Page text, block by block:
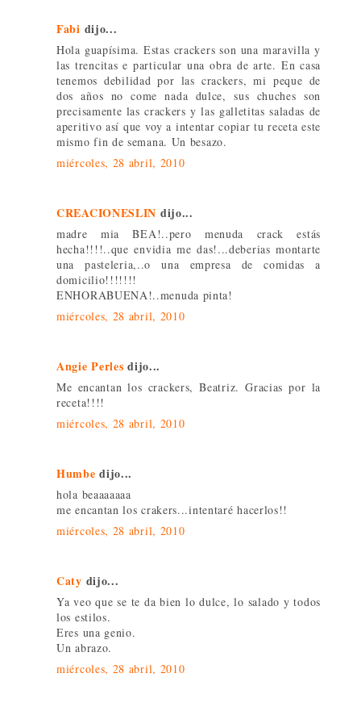
Fabi dijo...
Hola guapísima. Estas crackers son una maravilla y
las trencitas e particular una obra de arte. En casa
tenemos debilidad por las crackers, mi peque de
dos años no come nada dulce, sus chuches son
precisamente las crackers y las galletitas saladas de
aperitivo así que voy a intentar copiar tu receta este
mismo fin de semana. Un besazo.
miércoles, 28 abril, 2010
CREACIONESLIN dijo...
madre mia BEA!..pero menuda crack estás
hecha!!!!..que envidia me das!...deberias montarte
una pasteleria,..o una empresa de comidas a
domicilio!!!!!!!
ENHORABUENA!..menuda pinta!
miércoles, 28 abril, 2010
Angie Perles dijo...
Me encantan los crackers, Beatriz. Gracias por la
receta!!!!
miércoles, 28 abril, 2010
Humbe dijo...
hola beaaaaaaa
me encantan los crakers...intentaré hacerlos!!
miércoles, 28 abril, 2010
Caty dijo...
Ya veo que se te da bien lo dulce, lo salado y todos
los estilos.
Eres una genio.
Un abrazo.
miércoles, 28 abril, 2010